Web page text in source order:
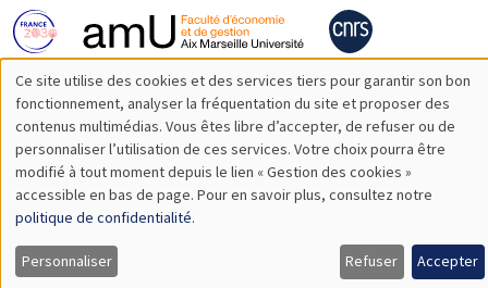
Utilisation
des
données
personnelles
et
Ce site utilise des cookies et des services tiers pour garantir son bon
fonctionnement, analyser la fréquentation du site et proposer des
contenus multimédias. Vous êtes libre d’accepter, de refuser ou de
personnaliser l’utilisation de ces services. Votre choix pourra être
modifié à tout moment depuis le lien « Gestion des cookies »
accessible en bas de page. Pour en savoir plus, consultez notre
politique de confidentialité.
Personnaliser Refuser Accepter